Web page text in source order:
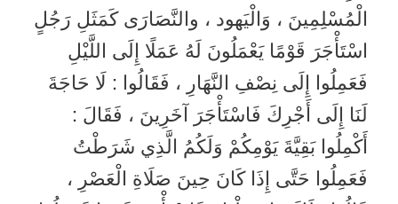
الْمُسْلِمِينَ ، وَالْيَهود ، والنَّصَارَى كَمَثَلِ رَجُلٍ
اسْتَأْجَرَ قَوْمًا يَعْمَلُونَ لَهُ عَمَلًا إِلَى اللَّيْلِ
فَعَمِلُوا إِلَى نِصْفِ النَّهَارِ ، فَقَالُوا : لَا حَاجَةَ
لَنَا إِلَى أَجْرِكَ فَاسْتَأْجَرَ آخَرِينَ ، فَقَالَ :
أَكْمِلُوا بَقِيَّةَ يَوْمِكُمْ وَلَكُمُ الَّذِي شَرَطْتُ
فَعَمِلُوا حَتَّى إِذَا كَانَ حِينَ صَلَاةِ الْعَصْرِ ،